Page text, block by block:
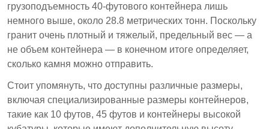
грузоподъемность 40-футового контейнера лишь
немного выше, около 28.8 метрических тонн. Поскольку
гранит очень плотный и тяжелый, предельный вес — а
не объем контейнера — в конечном итоге определяет,
сколько камня можно отправить.
Стоит упомянуть, что доступны различные размеры,
включая специализированные размеры контейнеров,
такие как 10 футов, 45 футов и контейнеры высокой